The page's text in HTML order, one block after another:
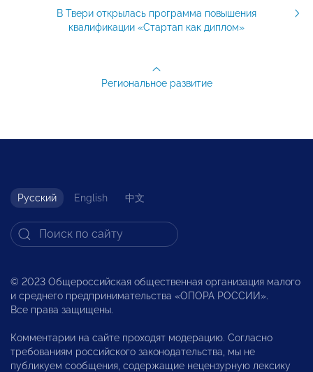
В Твери открылась программа повышения
квалификации «Стартап как диплом»
Региональное развитие
Русский English 中文
© 2023 Общероссийская общественная организация малого
и среднего предпринимательства «ОПОРА РОССИИ».
Все права защищены.
Комментарии на сайте проходят модерацию. Согласно
требованиям российского законодательства, мы не
публикуем сообщения, содержащие нецензурную лексику